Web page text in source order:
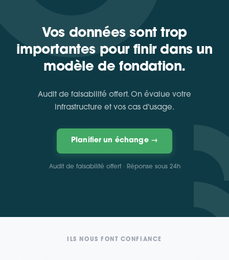
Vos données sont trop
importantes pour finir dans un
modèle de fondation.
Audit de faisabilité offert. On évalue votre
infrastructure et vos cas d'usage.
Planifier un échange →
Audit de faisabilité offert · Réponse sous 24h
ILS NOUS FONT CONFIANCE